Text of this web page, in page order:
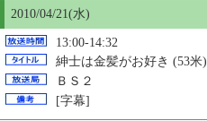
2010/04/21(水)
13:00-14:32
紳士は金髪がお好き (53米)
ＢＳ２
[字幕]